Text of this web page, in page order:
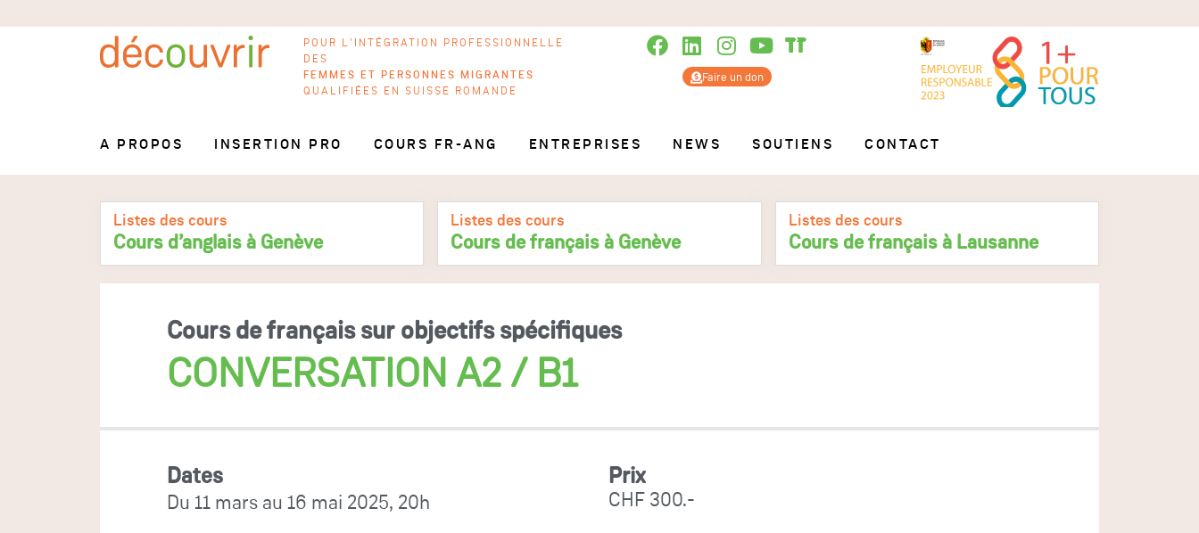
POUR L'INTÉGRATION PROFESSIONNELLE
DES
FEMMES ET PERSONNES MIGRANTES
QUALIFIÉES EN SUISSE ROMANDE
Faire un don
A PROPOS INSERTION PRO COURS FR-ANG ENTREPRISES NEWS SOUTIENS CONTACT
Listes des cours
Cours d’anglais à Genève
Listes des cours
Cours de français à Genève
Listes des cours
Cours de français à Lausanne
Cours de français sur objectifs spécifiques
CONVERSATION A2 / B1
Dates
Du 11 mars au 16 mai 2025, 20h
Prix
CHF 300.-